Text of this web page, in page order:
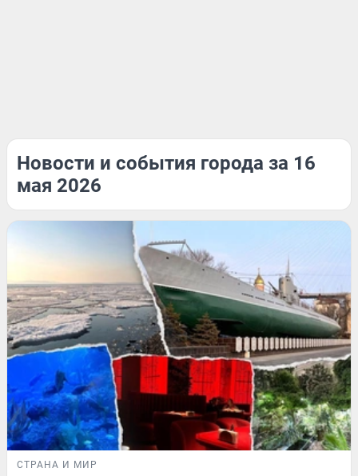
Новости и события города за 16
мая 2026
СТРАНА И МИР